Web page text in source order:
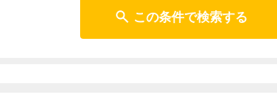
この条件で検索する